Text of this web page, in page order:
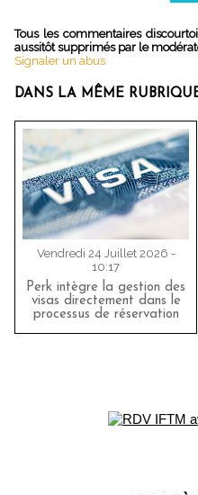
Tous les commentaires
aussitôt supprimés par le
Signaler un abus
DANS LA MÊME
Vendredi 24 Juillet 2026 -
10:17
Perk intègre la gestion des
visas directement dans le
processus de réservation